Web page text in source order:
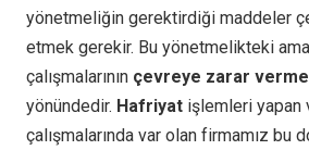
yönetmeliğin gerektirdiği maddeler
etmek gerekir. Bu yönetmelikteki
çalışmalarının çevreye zarar
yönündedir. Hafriyat işlemleri yapan
çalışmalarında var olan firmamız bu